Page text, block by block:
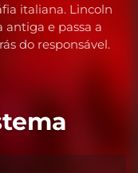
italiana. Lincoln
antiga e passa a
do responsável.